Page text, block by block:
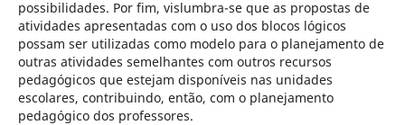
possibilidades. Por fim, vislumbra-se que as propostas de
atividades apresentadas com o uso dos blocos lógicos
possam ser utilizadas como modelo para o planejamento de
outras atividades semelhantes com outros recursos
pedagógicos que estejam disponíveis nas unidades
escolares, contribuindo, então, com o planejamento
pedagógico dos professores.